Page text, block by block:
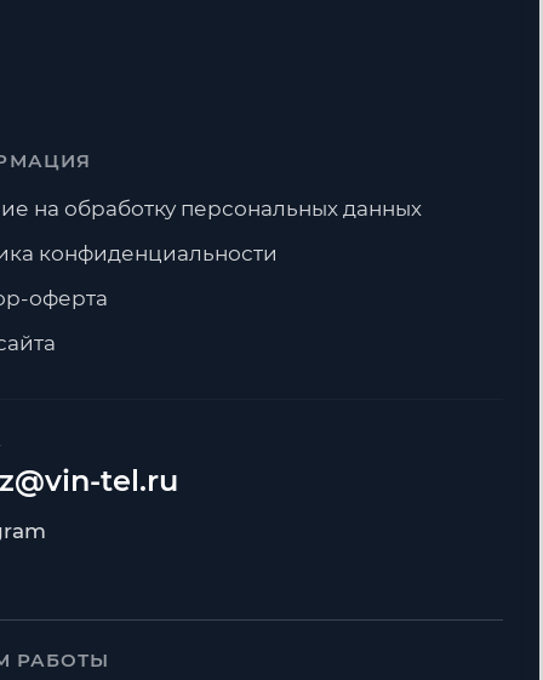
tel.ru
РАБОТЫ
на обработку персональных данных
конфиденциальности
оферта